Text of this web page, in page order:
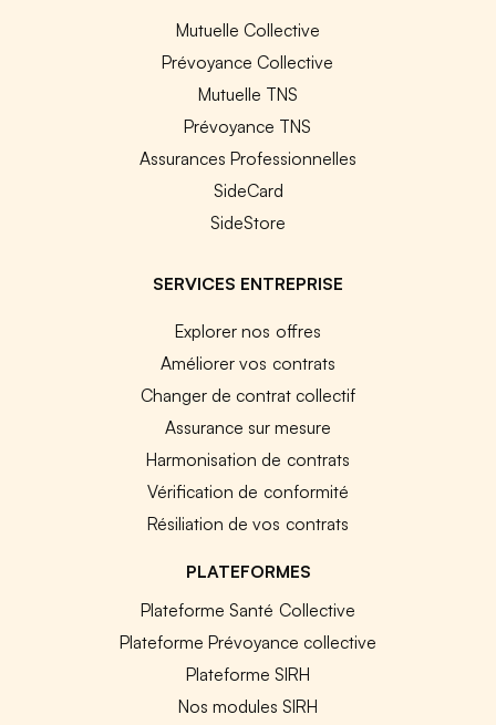
Mutuelle Collective
Prévoyance Collective
Mutuelle TNS
Prévoyance TNS
Assurances Professionnelles
SideCard
SideStore
SERVICES ENTREPRISE
Explorer nos offres
Améliorer vos contrats
Changer de contrat collectif
Assurance sur mesure
Harmonisation de contrats
Vérification de conformité
Résiliation de vos contrats
PLATEFORMES
Plateforme Santé Collective
Plateforme Prévoyance collective
Plateforme SIRH
Nos modules SIRH